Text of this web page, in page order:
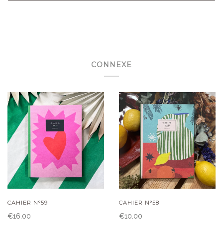
CONNEXE
CAHIER N°59
€16.00
CAHIER N°58
€10.00